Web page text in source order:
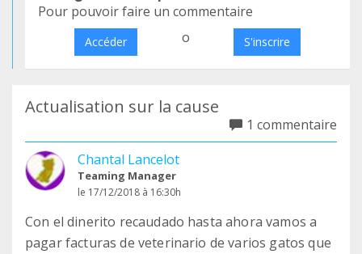
Pour pouvoir faire un commentaire
Accéder o S'inscrire
Actualisation sur la cause
1 commentaire
Chantal Lancelot
Teaming Manager
le 17/12/2018 à 16:30h
Con el dinerito recaudado hasta ahora vamos a
pagar facturas de veterinario de varios gatos que